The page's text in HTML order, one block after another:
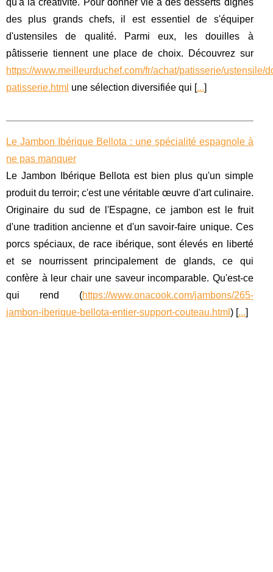
qu'à la créativité. Pour donner vie à des desserts dignes
des plus grands chefs, il est essentiel de s'équiper
d'ustensiles de qualité. Parmi eux, les douilles à
pâtisserie tiennent une place de choix. Découvrez sur
https://www.meilleurduchef.com/fr/achat/patisserie/ustensile/
patisserie.html une sélection diversifiée qui [...]
Le Jambon Ibérique Bellota : une spécialité espagnole à
ne pas manquer
Le Jambon Ibérique Bellota est bien plus qu'un simple
produit du terroir; c'est une véritable œuvre d'art culinaire.
Originaire du sud de l'Espagne, ce jambon est le fruit
d'une tradition ancienne et d'un savoir-faire unique. Ces
porcs spéciaux, de race ibérique, sont élevés en liberté
et se nourrissent principalement de glands, ce qui
confère à leur chair une saveur incomparable. Qu'est-ce
qui rend (https://www.onacook.com/jambons/265-
jambon-iberique-bellota-entier-support-couteau.html ) [...]